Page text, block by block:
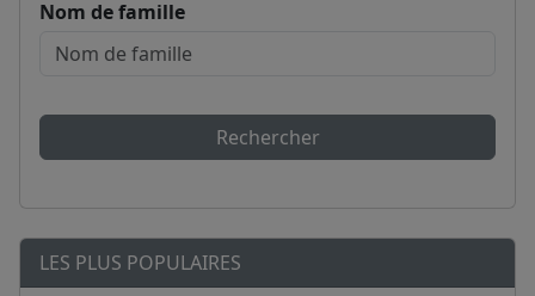
Nom de famille
Rechercher
LES PLUS POPULAIRES